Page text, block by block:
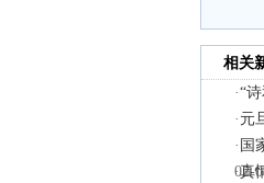
相关
·“
· 元
· 国
02-
·真